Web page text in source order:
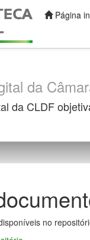
Página
da
da CLDF
no